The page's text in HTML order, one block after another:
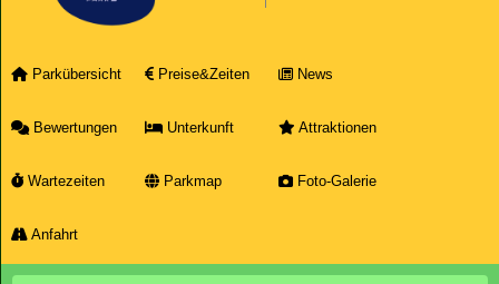
Parkübersicht Preise&Zeiten News
Bewertungen Unterkunft Attraktionen
Wartezeiten Parkmap Foto-Galerie
Anfahrt